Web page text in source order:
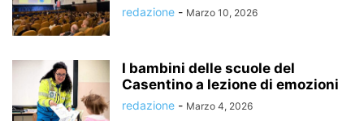
redazione - Marzo 10, 2026
I bambini delle scuole del
Casentino a lezione di emozioni
redazione - Marzo 4, 2026